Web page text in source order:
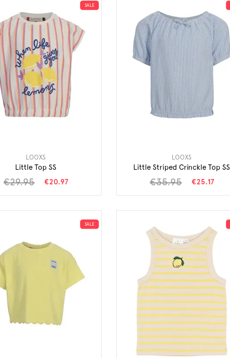
SALE
LOOXS
Little Top SS
€29.95 €20.97
LOOXS
Little Striped Crinckle Top SS
€35.95 €25.17
SALE